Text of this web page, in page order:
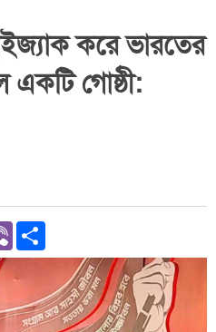
করে ভারতের
একটি গোষ্ঠী:
Viber